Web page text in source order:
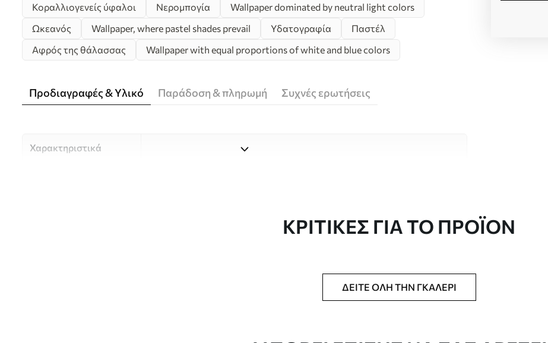
w00819
Κοραλλιογενείς ύφαλοι Νερομπογία
Wallpaper dominated by neutral light colors
Ωκεανός
Wallpaper, where pastel shades prevail Υδατογραφία
Παστέλ
Αφρός της θάλασσας
Wallpaper with equal proportions of white and blue colors
Προδιαγραφές & Υλικό Παράδοση & πληρωμή Συχνές ερωτήσεις
Χαρακτηριστικά
ΚΡΙΤΙΚΈΣ ΓΙΑ ΤΟ ΠΡΟΪΌΝ
ΔΕΊΤΕ ΌΛΗ ΤΗΝ ΓΚΑΛΕΡΊ